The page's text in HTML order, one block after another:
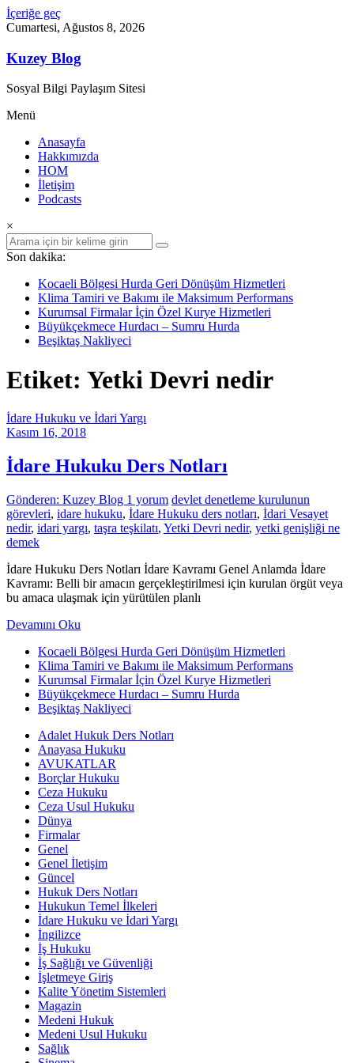
İçeriğe geç
Cumartesi, Ağustos 8, 2026
Kuzey Blog
Sosyal Bilgi Paylaşım Sitesi
Menü
Anasayfa
Hakkımızda
HOM
İletişim
Podcasts
×
Son dakika:
Kocaeli Bölgesi Hurda Geri Dönüşüm Hizmetleri
Klima Tamiri ve Bakımı ile Maksimum Performans
Kurumsal Firmalar İçin Özel Kurye Hizmetleri
Büyükçekmece Hurdacı – Sumru Hurda
Beşiktaş Nakliyeci
Etiket: Yetki Devri nedir
İdare Hukuku ve İdari Yargı
Kasım 16, 2018
İdare Hukuku Ders Notları
Gönderen: Kuzey Blog 1 yorum devlet denetleme kurulunun
görevleri, idare hukuku, İdare Hukuku ders notları, İdari Vesayet
nedir, idari yargı, taşra teşkilatı, Yetki Devri nedir, yetki genişliği ne
demek
İdare Hukuku Ders Notları İdare Kavramı Genel Anlamda İdare
Kavramı: Belli bir amacın gerçekleştirilmesi için kurulan örgüt veya
bu amaca ulaşmak için yürütülen planlı
Devamını Oku
Kocaeli Bölgesi Hurda Geri Dönüşüm Hizmetleri
Klima Tamiri ve Bakımı ile Maksimum Performans
Kurumsal Firmalar İçin Özel Kurye Hizmetleri
Büyükçekmece Hurdacı – Sumru Hurda
Beşiktaş Nakliyeci
Adalet Hukuk Ders Notları
Anayasa Hukuku
AVUKATLAR
Borçlar Hukuku
Ceza Hukuku
Ceza Usul Hukuku
Dünya
Firmalar
Genel
Genel İletişim
Güncel
Hukuk Ders Notları
Hukukun Temel İlkeleri
İdare Hukuku ve İdari Yargı
İngilizce
İş Hukuku
İş Sağlığı ve Güvenliği
İşletmeye Giriş
Kalite Yönetim Sistemleri
Magazin
Medeni Hukuk
Medeni Usul Hukuku
Sağlık